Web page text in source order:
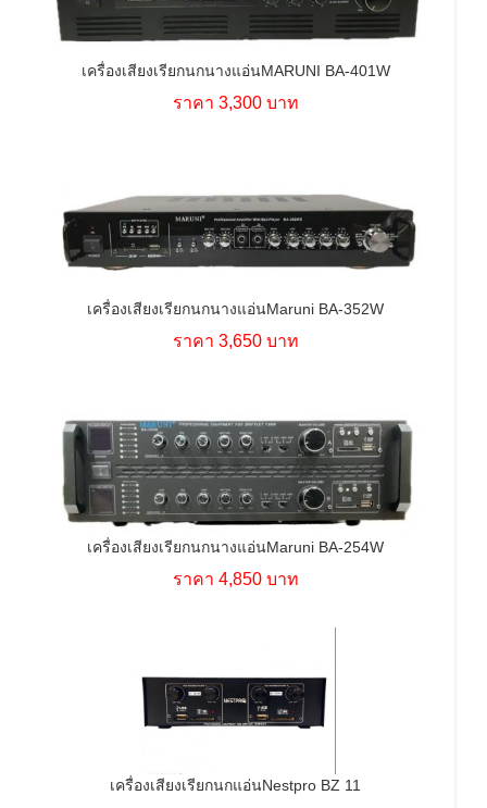
เครื่องเสียงเรียกนกนางแอ่นMARUNI BA-401W
ราคา 3,300 บาท
เครื่องเสียงเรียกนกนางแอ่นMaruni BA-352W
ราคา 3,650 บาท
เครื่องเสียงเรียกนกนางแอ่นMaruni BA-254W
ราคา 4,850 บาท
เครื่องเสียงเรียกนกแอ่นNestpro BZ 11